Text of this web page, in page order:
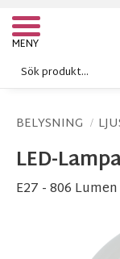
Meny
BELYSNING
LED-
E27 - 806